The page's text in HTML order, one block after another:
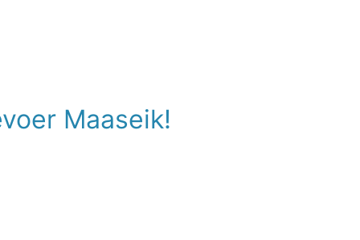
Maaseik!